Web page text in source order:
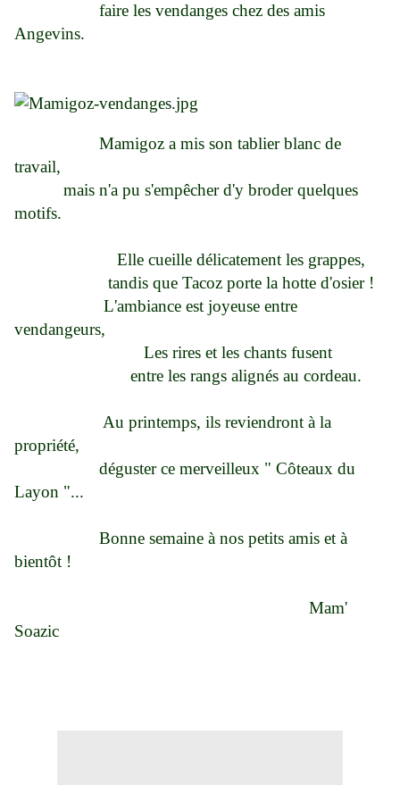
faire les vendanges chez des amis
Angevins.
Mamigoz a mis son tablier blanc de
travail,
mais n'a pu s'empêcher d'y broder quelques
motifs.
Elle cueille délicatement les grappes,
tandis que Tacoz porte la hotte d'osier !
L'ambiance est joyeuse entre
vendangeurs,
Les rires et les chants fusent
entre les rangs alignés au cordeau.
Au printemps, ils reviendront à la
propriété,
déguster ce merveilleux " Côteaux du
Layon "...
Bonne semaine à nos petits amis et à
bientôt !
Mam'
Soazic